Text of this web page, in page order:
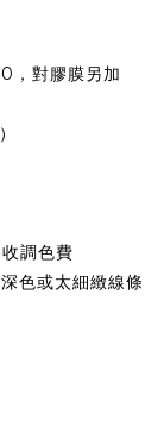
，對膠膜另加
調色費
色或太細緻線條